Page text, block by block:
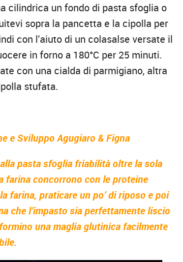
cilindrica un fondo di pasta sfoglia o
sopra la pancetta e la cipolla per
con l’aiuto di un colasalse versate il
in forno a 180°C per 25 minuti.
con una cialda di parmigiano, altra
stufata.
e Sviluppo Agugiaro & Figna
pasta sfoglia friabilità oltre la sola
farina concorrono con le proteine
farina, praticare un po’ di riposo e poi
che l’impasto sia perfettamente liscio
una maglia glutinica facilmente